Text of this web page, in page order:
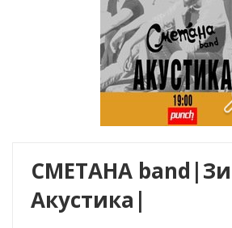
СМЕТАНА
Акустика|